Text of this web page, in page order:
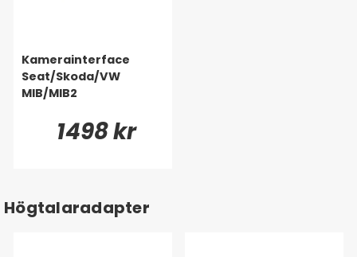
Kamerainterface
Seat/Skoda/VW
MIB/MIB2
1498 kr
Högtalaradapter